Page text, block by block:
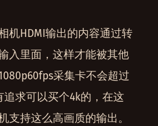
机HDMI输出的内容通过转
入里面，这样才能被其他
采集卡不会超过
追求可以买个4k的，在这
支持这么高画质的输出。